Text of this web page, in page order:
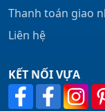
Thanh toán giao
Liên hệ
KẾT NỐI VỰA